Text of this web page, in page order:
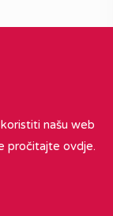
našu web
pročitajte ovdje.